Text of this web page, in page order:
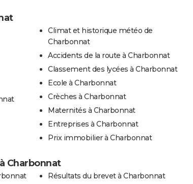
Climat et historique météo de
Charbonnat
Accidents de la route à Charbonnat
Classement des lycées à Charbonnat
Ecole à Charbonnat
Crèches à Charbonnat
Maternités à Charbonnat
Entreprises à Charbonnat
Prix immobilier à Charbonnat
Charbonnat
Résultats du brevet à Charbonnat